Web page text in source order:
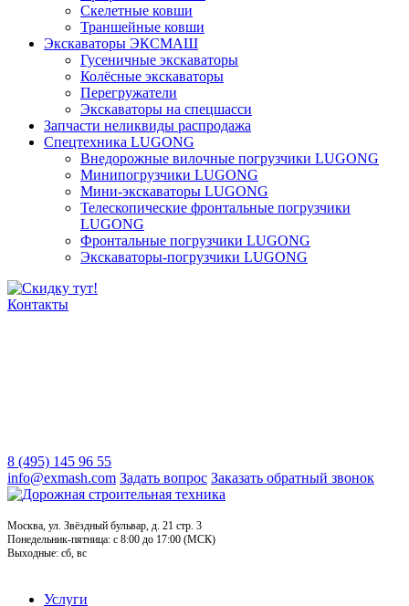
Скелетные ковши
Траншейные ковши
Экскаваторы ЭКСМАШ
Гусеничные экскаваторы
Колёсные экскаваторы
Перегружатели
Экскаваторы на спецшасси
Запчасти неликвиды распродажа
Спецтехника LUGONG
Внедорожные вилочные погрузчики LUGONG
Минипогрузчики LUGONG
Мини-экскаваторы LUGONG
Телескопические фронтальные погрузчики
LUGONG
Фронтальные погрузчики LUGONG
Экскаваторы-погрузчики LUGONG
Контакты
8 (495) 145 96 55
info@exmash.com Задать вопрос Заказать обратный звонок
Москва, ул. Звёздный бульвар, д. 21 стр. 3
Понедельник-пятница: c 8:00 до 17:00 (МСК)
Выходные: сб, вс
Услуги